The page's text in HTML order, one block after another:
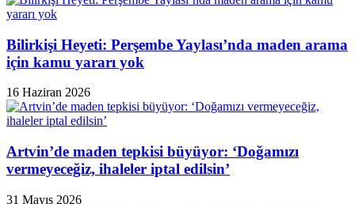
Bilirkişi Heyeti: Perşembe Yaylası’nda maden arama
için kamu yararı yok
16 Haziran 2026
Artvin’de maden tepkisi büyüyor: ‘Doğamızı
vermeyeceğiz, ihaleler iptal edilsin’
31 Mayıs 2026